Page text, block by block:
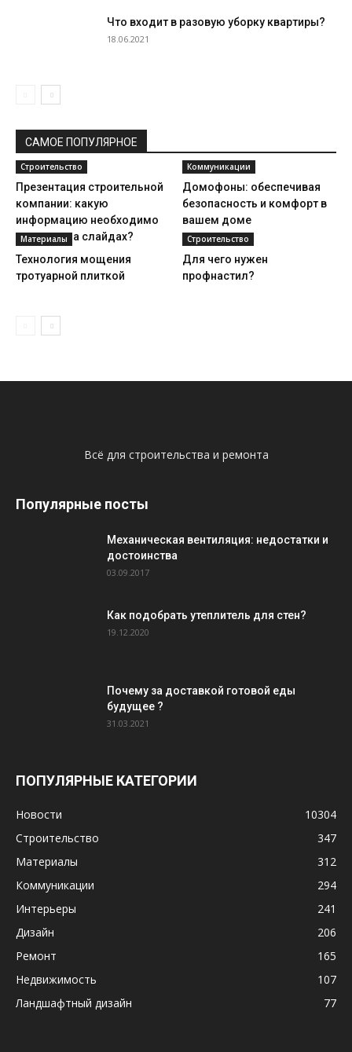
Что входит в разовую уборку квартиры?
18.06.2021
САМОЕ ПОПУЛЯРНОЕ
Строительство
Презентация строительной
компании: какую
информацию необходимо
отразить на слайдах?
Коммуникации
Домофоны: обеспечивая
безопасность и комфорт в
вашем доме
Материалы
Технология мощения
тротуарной плиткой
Строительство
Для чего нужен
профнастил?
Всё для строительства и ремонта
Популярные посты
Механическая вентиляция: недостатки и
достоинства
03.09.2017
Как подобрать утеплитель для стен?
19.12.2020
Почему за доставкой готовой еды
будущее ?
31.03.2021
ПОПУЛЯРНЫЕ КАТЕГОРИИ
Новости
10304
Строительство
347
Материалы
312
Коммуникации
294
Интерьеры
241
Дизайн
206
Ремонт
165
Недвижимость
107
Ландшафтный дизайн
77